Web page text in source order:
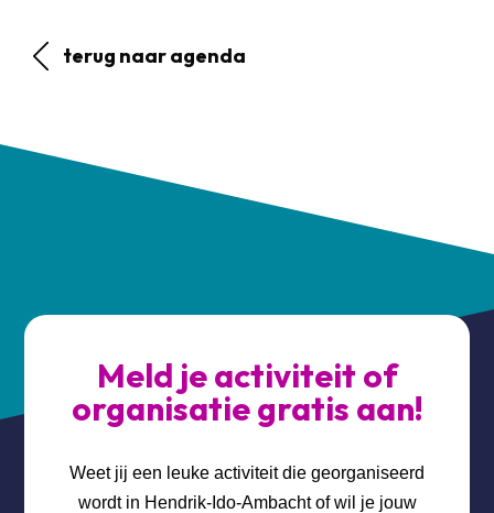
terug naar agenda
Meld je activiteit of
organisatie gratis aan!
Weet jij een leuke activiteit die georganiseerd
wordt in Hendrik-Ido-Ambacht of wil je jouw